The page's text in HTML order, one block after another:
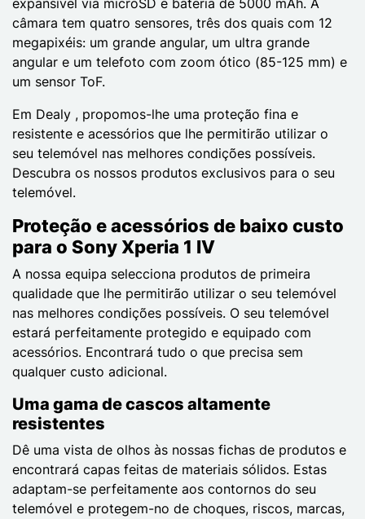
câmara tem quatro sensores, três dos quais com 12
megapixéis: um grande angular, um ultra grande
angular e um telefoto com zoom ótico (85-125 mm) e
um sensor ToF.
Em Dealy , propomos-lhe uma proteção fina e
resistente e acessórios que lhe permitirão utilizar o
seu telemóvel nas melhores condições possíveis.
Descubra os nossos produtos exclusivos para o seu
telemóvel.
Proteção e acessórios de baixo custo
para o Sony Xperia 1 IV
A nossa equipa selecciona produtos de primeira
qualidade que lhe permitirão utilizar o seu telemóvel
nas melhores condições possíveis. O seu telemóvel
estará perfeitamente protegido e equipado com
acessórios. Encontrará tudo o que precisa sem
qualquer custo adicional.
Uma gama de cascos altamente
resistentes
Dê uma vista de olhos às nossas fichas de produtos e
encontrará capas feitas de materiais sólidos. Estas
adaptam-se perfeitamente aos contornos do seu
telemóvel e protegem-no de choques, riscos, marcas,